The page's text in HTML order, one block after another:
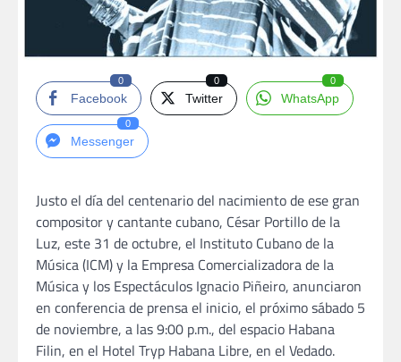
Facebook
0
Twitter
0
WhatsApp
0
Messenger
0
Justo el día del centenario del nacimiento de ese gran
compositor y cantante cubano, César Portillo de la
Luz, este 31 de octubre, el Instituto Cubano de la
Música (ICM) y la Empresa Comercializadora de la
Música y los Espectáculos Ignacio Piñeiro, anunciaron
en conferencia de prensa el inicio, el próximo sábado 5
de noviembre, a las 9:00 p.m., del espacio Habana
Filin, en el Hotel Tryp Habana Libre, en el Vedado.